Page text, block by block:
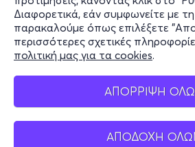
Διαφορετικά, εάν συμφωνείτε με
παρακαλούμε όπως επιλέξετε
περισσότερες σχετικές
πολιτική μας για τα cookies.
ΑΠΟΡΡΙΨΗ
ΑΠΟΔΟΧΗ
Stay Connected
Mobile app